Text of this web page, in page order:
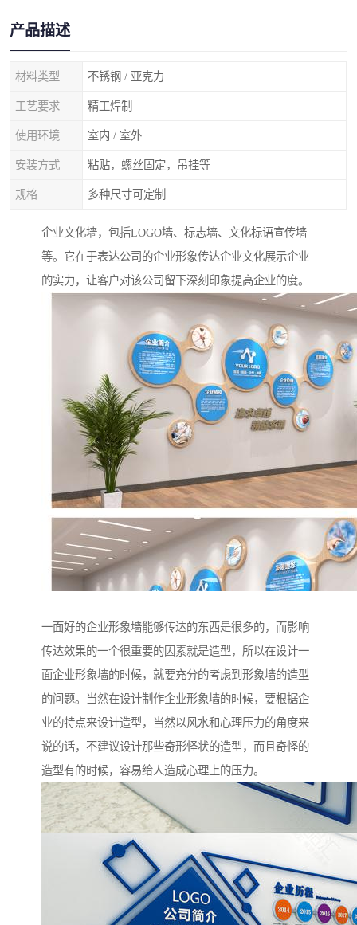
产品描述
材料类型 不锈钢 / 亚克力
工艺要求 精工焊制
使用环境 室内 / 室外
安装方式 粘贴，螺丝固定，吊挂等
规格 多种尺寸可定制
企业文化墙，包括LOGO墙、标志墙、文化标语宣传墙
等。它在于表达公司的企业形象传达企业文化展示企业
的实力，让客户对该公司留下深刻印象提高企业的度。
一面好的企业形象墙能够传达的东西是很多的，而影响
传达效果的一个很重要的因素就是造型，所以在设计一
面企业形象墙的时候，就要充分的考虑到形象墙的造型
的问题。当然在设计制作企业形象墙的时候，要根据企
业的特点来设计造型，当然以风水和心理压力的角度来
说的话，不建议设计那些奇形怪状的造型，而且奇怪的
造型有的时候，容易给人造成心理上的压力。